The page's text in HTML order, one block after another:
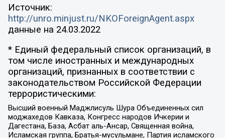
Источник:
http://unro.minjust.ru/NKOForeignAgent.aspx
данные на 24.03.2022
* Единый федеральный список организаций, в
том числе иностранных и международных
организаций, признанных в соответствии с
законодательством Российской Федерации
террористическими:
Высший военный Маджлисуль Шура Объединенных сил
моджахедов Кавказа, Конгресс народов Ичкерии и
Дагестана, База, Асбат аль-Ансар, Священная война,
Исламская группа, Братья-мусульмане, Партия исламского